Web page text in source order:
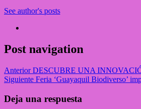
See author's posts
Post navigation
AnteriorDESCUBRE UNA
Siguiente Feria ‘Guayaquil Biodiverso’
Deja una respuesta